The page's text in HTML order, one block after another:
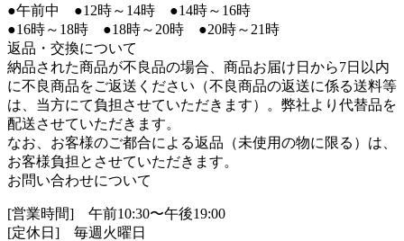
●午前中 ●12時～14時 ●14時～16時
●16時～18時 ●18時～20時 ●20時～21時
返品・交換について
納品された商品が不良品の場合、商品お届け日から7日以内
に不良商品をご返送ください（不良商品の返送に係る送料等
は、当方にて負担させていただきます）。弊社より代替品を
配送させていただきます。
なお、お客様のご都合による返品（未使用の物に限る）は、
お客様負担とさせていただきます。
お問い合わせについて
[営業時間] 午前10:30〜午後19:00
[定休日] 毎週火曜日